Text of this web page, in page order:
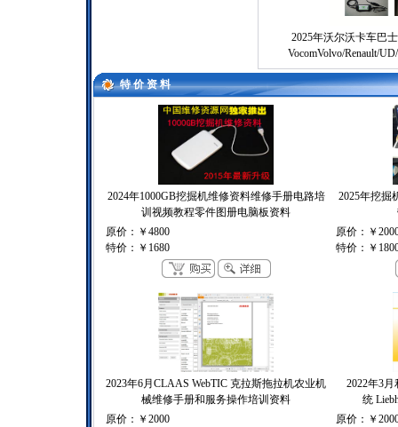
2025年沃尔沃卡车巴
VocomVolvo/Renault/
特 价 资 料
2024年1000GB挖掘机维修资料维修手册电路培
训视频教程零件图册电脑板资料
原价： ￥4800
特价： ￥1680
2025年挖掘
原价： ￥
特价： ￥
2023年6月CLAAS WebTIC 克拉斯拖拉机农业机
械维修手册和服务操作培训资料
原价： ￥2000
2022年3
统
原价： ￥